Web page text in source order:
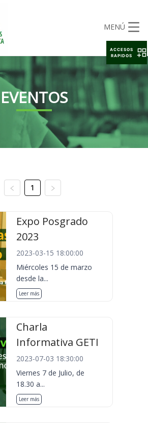
MENÚ
EVENTOS
1
Expo Posgrado
2023
2023-03-15 18:00:00
Miércoles 15 de marzo
desde la...
Leer más
Charla
Informativa GETI
2023-07-03 18:30:00
Viernes 7 de Julio, de
18.30 a...
Leer más
ACCESOS
RAPIDOS